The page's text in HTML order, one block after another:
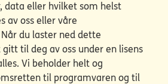
data eller hvilket som helst
av oss eller våre
du laster ned dette
til deg av oss under en lisens
Vi beholder helt og
til programvaren og til